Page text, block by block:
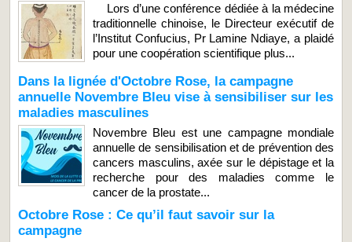
Lors d’une conférence dédiée à la médecine
traditionnelle chinoise, le Directeur exécutif de
l’Institut Confucius, Pr Lamine Ndiaye, a plaidé
pour une coopération scientifique plus...
Dans la lignée d'Octobre Rose, la campagne
annuelle Novembre Bleu vise à sensibiliser sur les
maladies masculines
Novembre Bleu est une campagne mondiale
annuelle de sensibilisation et de prévention des
cancers masculins, axée sur le dépistage et la
recherche pour des maladies comme le
cancer de la prostate...
Octobre Rose : Ce qu’il faut savoir sur la
campagne